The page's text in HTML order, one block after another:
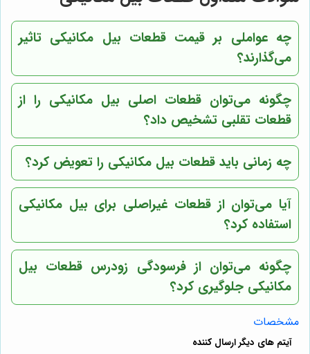
چه عواملی بر قیمت قطعات بیل مکانیکی تاثیر
می‌گذارند؟
چگونه می‌توان قطعات اصلی بیل مکانیکی را از
قطعات تقلبی تشخیص داد؟
چه زمانی باید قطعات بیل مکانیکی را تعویض کرد؟
آیا می‌توان از قطعات غیراصلی برای بیل مکانیکی
استفاده کرد؟
چگونه می‌توان از فرسودگی زودرس قطعات بیل
مکانیکی جلوگیری کرد؟
مشخصات